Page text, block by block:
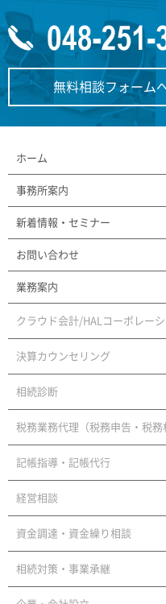
無料相談フォーム
ホーム
事務所案内
新着情報・セミナー
お問い合わせ
業務案内
クラウド会計/HALコーポレー
決算カウンセリング
相続診断
税務業務代理（税務申告・税務
記帳指導・記帳代行
経営相談
資金調達・資金繰り相談
相続対策・事業承継